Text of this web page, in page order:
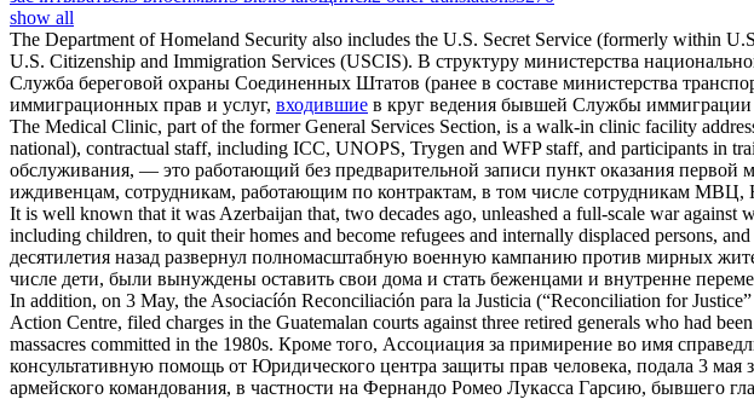
show all
The Department of Homeland Security also includes the U.S. Secret Service (formerly within
U.S. Citizenship and Immigration Services (USCIS). В структуру министерства
Служба береговой охраны Соединенных Штатов (ранее в составе министерства
иммиграционных прав и услуг, входившие в круг ведения бывшей Службы иммиграции
The Medical Clinic, part of the former General Services Section, is a walk-in clinic facility
national), contractual staff, including ICC, UNOPS, Trygen and WFP staff, and participants in
обслуживания, — это работающий без предварительной записи пункт оказания
иждивенцам, сотрудникам, работающим по контрактам, в том числе сотрудникам
It is well known that it was Azerbaijan that, two decades ago, unleashed a full-scale war
including children, to quit their homes and become refugees and internally displaced persons,
десятилетия назад развернул полномасштабную военную кампанию против мирных
числе дети, были вынуждены оставить свои дома и стать беженцами и внутренне
In addition, on 3 May, the Asociacíón Reconciliación para la Justicia (“Reconciliation for
Action Centre, filed charges in the Guatemalan courts against three retired generals who had
massacres committed in the 1980s. Кроме того, Ассоциация за примирение во имя
консультативную помощь от Юридического центра защиты прав человека, подала 3 мая
армейского командования, в частности на Фернандо Ромео Лукасса Гарсию, бывшего